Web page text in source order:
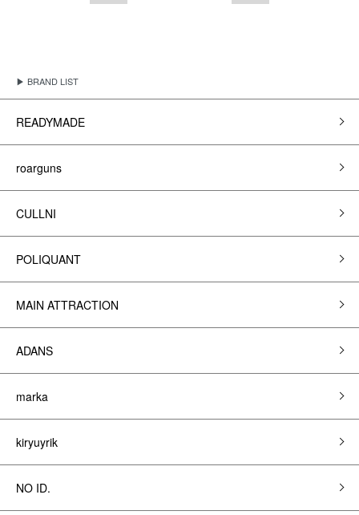
▶ BRAND LIST
READYMADE
roarguns
CULLNI
POLIQUANT
MAIN ATTRACTION
ADANS
marka
kiryuyrik
NO ID.